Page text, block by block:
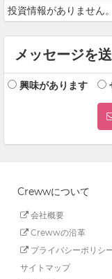
投資情報がありません。
メッセージを
興味があります
Crewwについて
会社概要
Crewwの沿革
プライバシーポリシ
サイトマップ